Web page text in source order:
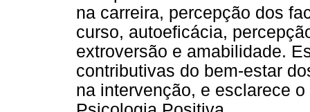
na carreira, percepção dos
curso, autoeficácia,
extroversão e amabilidade.
contributivas do bem-estar
na intervenção, e esclarece